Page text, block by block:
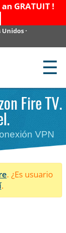
GRATUIT !
Unidos·
☰
Fire TV.
VPN
. ¿Es usuario
.